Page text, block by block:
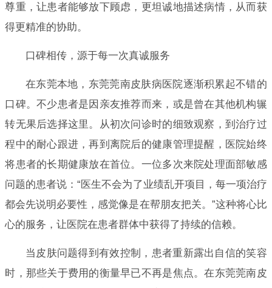
尊重，让患者能够放下顾虑，更坦诚地描述病情，从而获
得更精准的协助。
口碑相传，源于每一次真诚服务
在东莞本地，东莞莞南皮肤病医院逐渐积累起不错的
口碑。不少患者是因亲友推荐而来，或是曾在其他机构辗
转无果后选择这里。从初次问诊时的细致观察，到治疗过
程中的耐心跟进，再到离院后的健康管理提醒，医院始终
将患者的长期健康放在首位。一位多次来院处理面部敏感
问题的患者说：“医生不会为了业绩乱开项目，每一项治疗
都会先说明必要性，感觉像是在帮朋友把关。”这种将心比
心的服务，让医院在患者群体中获得了持续的信赖。
当皮肤问题得到有效控制，患者重新露出自信的笑容
时，那些关于费用的衡量早已不再是焦点。在东莞莞南皮